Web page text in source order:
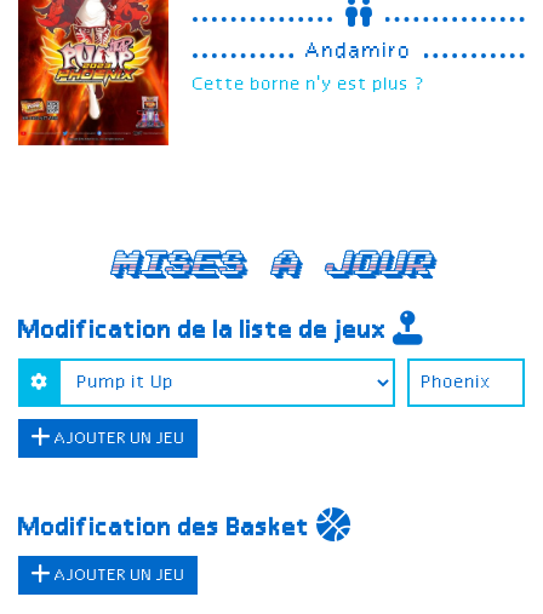
Andamiro
Cette borne n'y est plus ?
Mises a jour
Modification de la liste de jeux
AJOUTER UN JEU
Modification des Basket
AJOUTER UN JEU